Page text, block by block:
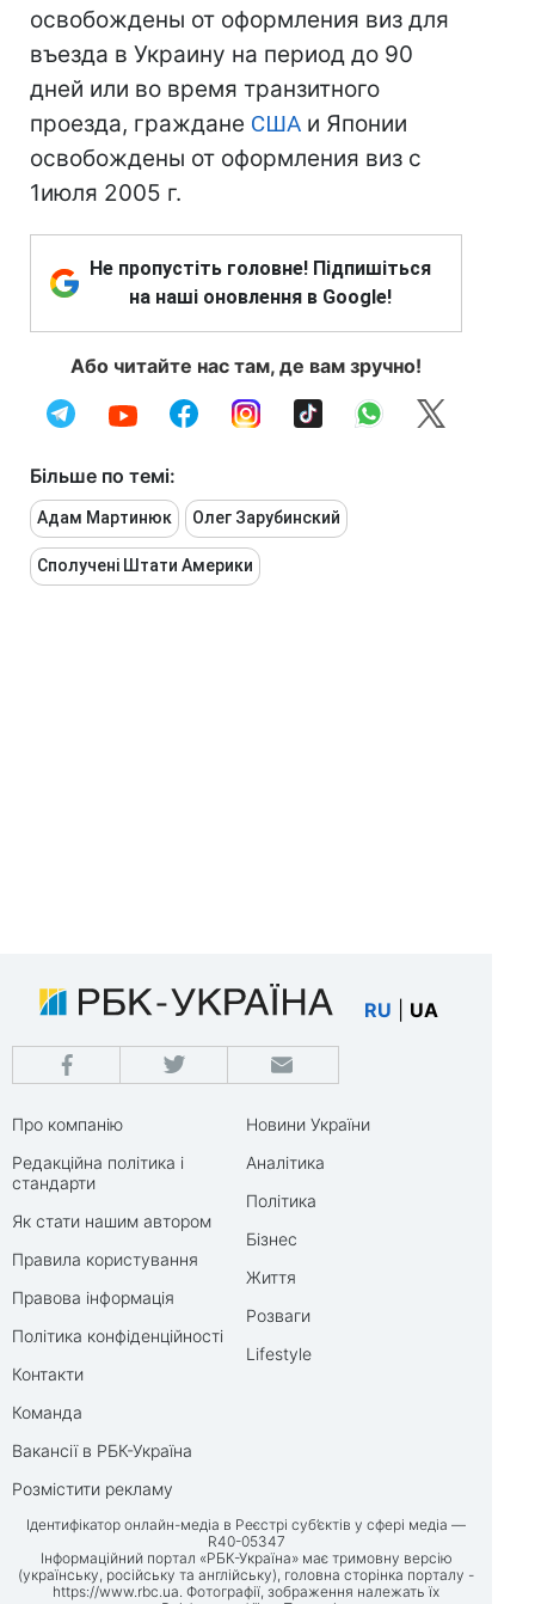
освобождены от оформления виз для
въезда в Украину на период до 90
дней или во время транзитного
проезда, граждане США и Японии
освобождены от оформления виз с
1июля 2005 г.
Не пропустіть головне! Підпишіться
на наші оновлення в Google!
Або читайте нас там, де вам зручно!
Більше по темі:
Адам Мартинюк Олег Зарубинский
Сполучені Штати Америки
RU UA
Про компанію
Редакційна політика і
стандарти
Як стати нашим автором
Правила користування
Правова інформація
Політика конфіденційності
Контакти
Команда
Вакансії в РБК-Україна
Розмістити рекламу
Новини України
Аналітика
Політика
Бізнес
Життя
Розваги
Lifestyle
Ідентифікатор онлайн-медіа в Реєстрі суб’єктів у сфері медіа —
R40-05347
Інформаційний портал «РБК-Україна» має тримовну версію
(українську, російську та англійську), головна сторінка порталу -
https://www.rbc.ua. Фотографії, зображення належать їх